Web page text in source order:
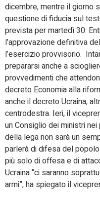
dicembre, mentre il giorno
questione di fiducia sul
prevista per martedì 30.
l’approvazione definitiva
l’esercizio provvisorio.
prepararsi anche a
provvedimenti che
decreto Economia alla
anche il decreto Ucraina,
centrodestra. Ieri, il
un Consiglio dei ministri
della lega non sarà un
parlerà di difesa del
più solo di offesa e di
Ucraina “ci saranno
armi”, ha spiegato il